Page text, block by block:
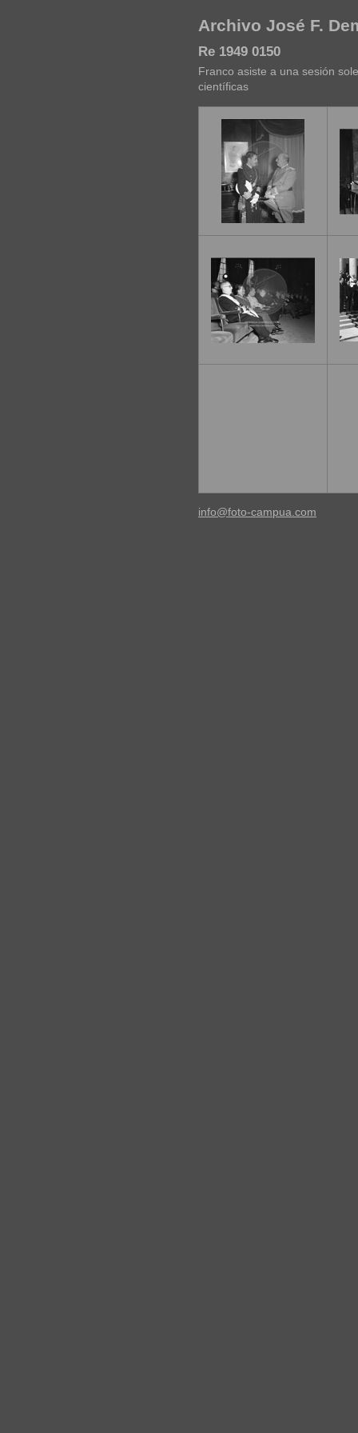
Archivo José F.
Re 1949 0150
Franco asiste a una sesión
científicas
info@foto-campua.com